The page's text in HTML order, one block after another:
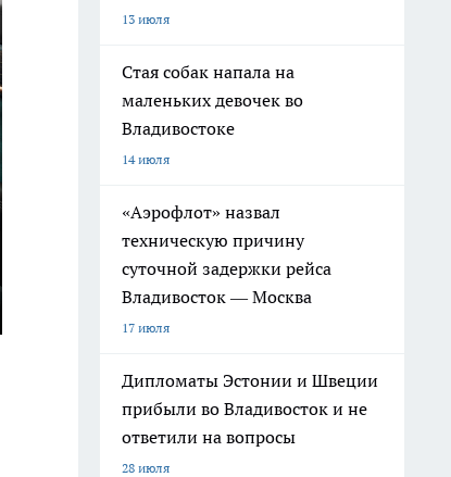
13 июля
Стая собак напала на
маленьких девочек во
Владивостоке
14 июля
«Аэрофлот» назвал
техническую причину
суточной задержки рейса
Владивосток — Москва
17 июля
Дипломаты Эстонии и Швеции
прибыли во Владивосток и не
ответили на вопросы
28 июля